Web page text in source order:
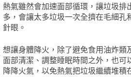
熱氣雖然會加速面部循環，讓垃圾排
多，會讓太多垃圾一次全擠在毛細孔
針眼。
想讓身體降火，除了避免食用油炸類
面部清潔、調整睡眠時間之外，也可
降降火氣，以免熱氣把垃圾繼續堆積